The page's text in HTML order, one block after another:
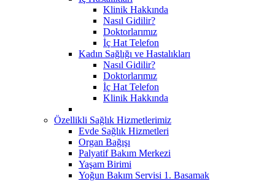
Klinik Hakkında
Nasıl Gidilir?
Doktorlarımız
İç Hat Telefon
Kadın Sağlığı ve Hastalıkları
Nasıl Gidilir?
Doktorlarımız
İç Hat Telefon
Klinik Hakkında
Özellikli Sağlık Hizmetlerimiz
Evde Sağlık Hizmetleri
Organ Bağışı
Palyatif Bakım Merkezi
Yaşam Birimi
Yoğun Bakım Servisi 1. Basamak